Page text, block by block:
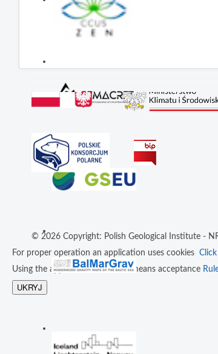
© 2026 Copyright: Polish Geological Institute -
For proper operation an application uses cookies
Using the application resources means acceptance